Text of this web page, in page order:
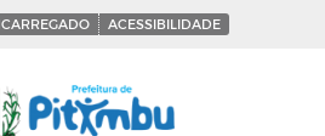
ACESSIBILIDADE